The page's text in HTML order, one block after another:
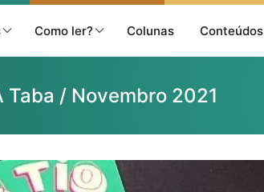
Como ler? Colunas Conteúdos
Taba / Novembro 2021